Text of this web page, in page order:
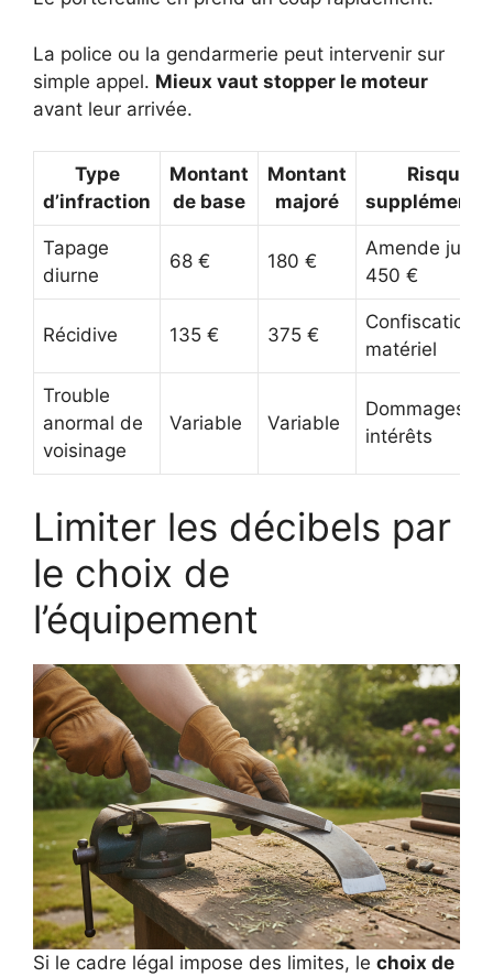
La police ou la gendarmerie peut intervenir sur
simple appel. Mieux vaut stopper le moteur
avant leur arrivée.
Type
d’infraction
Montant
de base
Montant
majoré
Risque
Tapage
diurne
68 € 180 €
Amende
450 €
Récidive 135 € 375 €
Confiscation
matériel
Trouble
anormal de
voisinage
Variable Variable
Dommages et
intérêts
Limiter les décibels par
le choix de
l’équipement
Si le cadre légal impose des limites, le choix de